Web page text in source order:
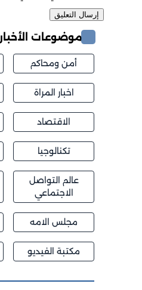
موضوعات الأخبار
أمن ومحاكم
اخبار المراة
الاقتصاد
تكنالوجيا
عالم التواصل
الاجتماعي
مجلس الامه
مكتبة الفيديو